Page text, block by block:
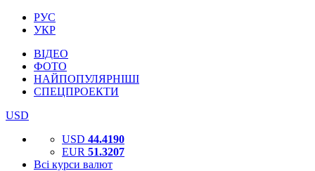
РУС
УКР
ВІДЕО
ФОТО
НАЙПОПУЛЯРНІШІ
СПЕЦПРОЕКТИ
USD
USD 44.4190
EUR 51.3207
Всі курси валют